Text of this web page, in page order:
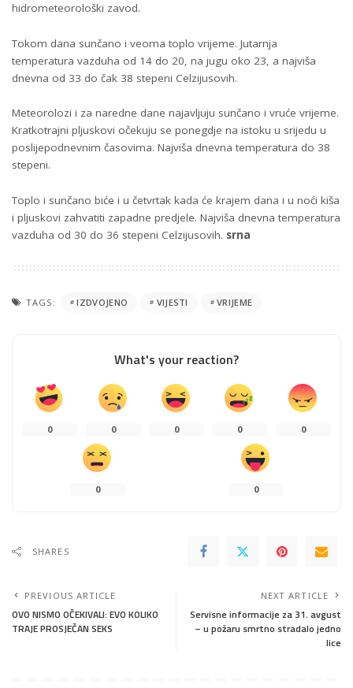
hidrometeorološki zavod.
Tokom dana sunčano i veoma toplo vrijeme. Jutarnja
temperatura vazduha od 14 do 20, na jugu oko 23, a najviša
dnevna od 33 do čak 38 stepeni Celzijusovih.
Meteorolozi i za naredne dane najavljuju sunčano i vruće vrijeme.
Kratkotrajni pljuskovi očekuju se ponegdje na istoku u srijedu u
poslijepodnevnim časovima. Najviša dnevna temperatura do 38
stepeni.
Toplo i sunčano biće i u četvrtak kada će krajem dana i u noći kiša
i pljuskovi zahvatiti zapadne predjele. Najviša dnevna temperatura
vazduha od 30 do 36 stepeni Celzijusovih. srna
TAGS: IZDVOJENO VIJESTI VRIJEME
What's your reaction?
0 0 0 0 0
0 0
SHARES
PREVIOUS ARTICLE
OVO NISMO OČEKIVALI: EVO KOLIKO
TRAJE PROSJEČAN SEKS
NEXT ARTICLE
Servisne informacije za 31. avgust
– u požaru smrtno stradalo jedno
lice